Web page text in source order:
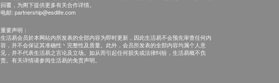
回覆，为阁下提供更多有关合作详情。
电邮: partnership@esdlife.com
重要声明：
生活易会员於本网站内所发表的全部内容为即时更新，因此生活易不会预先审查任何内
容，并不会保证其准确性丶完整性及质量。此外，会员所发表的全部内容均属个人意
见，并不代表生活易之言论及立场。如从而引起任何损失或法律纠纷，生活易概不负
责。有关详情请参阅生活易的免责声明。